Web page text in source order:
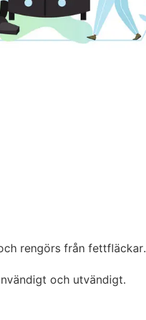
rengörs från fettfläckar.
och utvändigt.